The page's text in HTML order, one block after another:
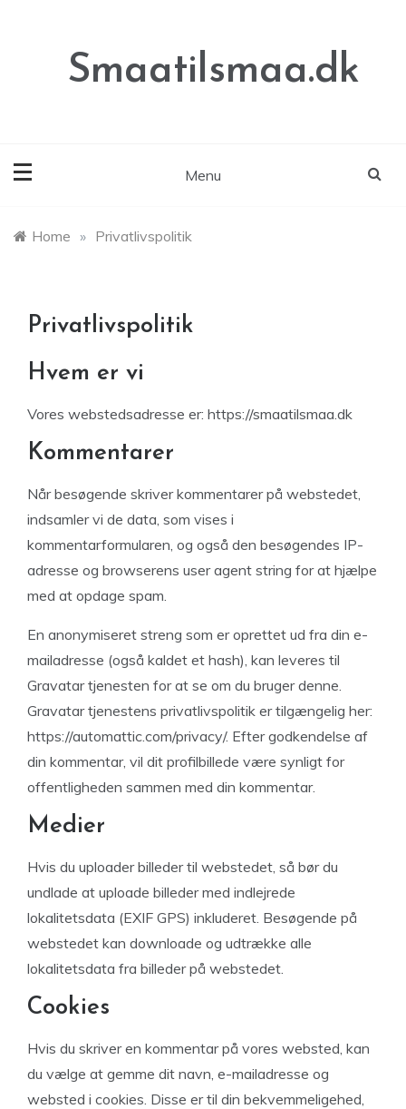
Smaatilsmaa.dk
Menu
Home » Privatlivspolitik
Privatlivspolitik
Hvem er vi
Vores webstedsadresse er: https://smaatilsmaa.dk
Kommentarer
Når besøgende skriver kommentarer på webstedet,
indsamler vi de data, som vises i
kommentarformularen, og også den besøgendes IP-
adresse og browserens user agent string for at hjælpe
med at opdage spam.
En anonymiseret streng som er oprettet ud fra din e-
mailadresse (også kaldet et hash), kan leveres til
Gravatar tjenesten for at se om du bruger denne.
Gravatar tjenestens privatlivspolitik er tilgængelig her:
https://automattic.com/privacy/. Efter godkendelse af
din kommentar, vil dit profilbillede være synligt for
offentligheden sammen med din kommentar.
Medier
Hvis du uploader billeder til webstedet, så bør du
undlade at uploade billeder med indlejrede
lokalitetsdata (EXIF GPS) inkluderet. Besøgende på
webstedet kan downloade og udtrække alle
lokalitetsdata fra billeder på webstedet.
Cookies
Hvis du skriver en kommentar på vores websted, kan
du vælge at gemme dit navn, e-mailadresse og
websted i cookies. Disse er til din bekvemmeligehed,